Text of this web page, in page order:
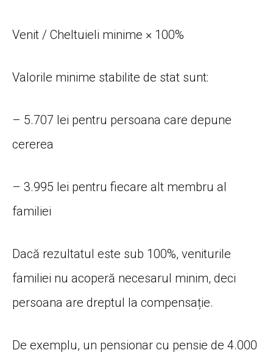
Venit / Cheltuieli minime × 100%
Valorile minime stabilite de stat sunt:
– 5.707 lei pentru persoana care depune
cererea
– 3.995 lei pentru fiecare alt membru al
familiei
Dacă rezultatul este sub 100%, veniturile
familiei nu acoperă necesarul minim, deci
persoana are dreptul la compensație.
De exemplu, un pensionar cu pensie de 4.000